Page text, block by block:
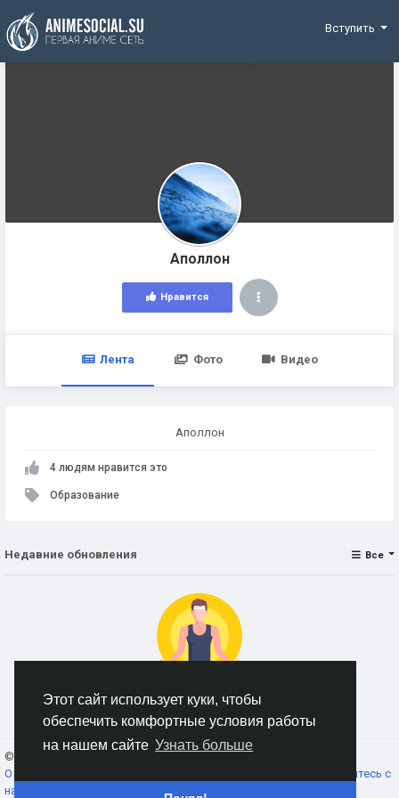
Этот сайт использует куки, чтобы
обеспечить комфортные условия работы
на нашем сайте Узнать больше
Funding
Вступить
Аполлон
Нравится
Лента Фото Видео
Аполлон
4 людям нравится это
Образование
Недавние обновления Все
Нет данных для отображения
© 2026 AnimeSocial.SU - Первая аниме сеть!
О нас
Свяжитесь с
нами